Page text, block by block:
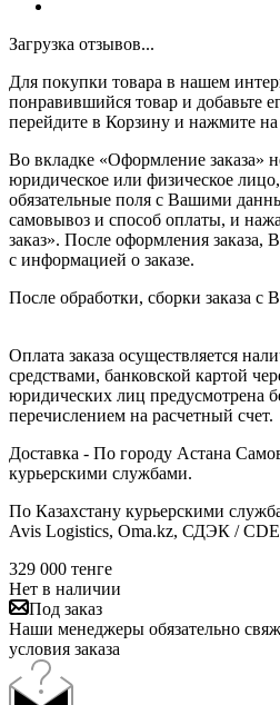
Загрузка отзывов...
Для покупки товара в нашем
понравившийся товар и добавьте
перейдите в Корзину и нажмите
Во вкладке «Оформление заказа»
юридическое или физическое
обязательные поля с Вашими
самовывоз и способ оплаты, и
заказ». После оформления заказа,
с информацией о заказе.
После обработки, сборки заказа с
Оплата заказа осуществляется
средствами, банковской картой
юридических лиц предусмотрена
перечислением на расчетный счет.
Доставка - По городу Астана
курьерскими службами.
По Казахстану курьерскими
Avis Logistics, Oma.kz, СДЭК /
329 000 тенге
Нет в наличии
Под заказ
Наши менеджеры обязательно
условия заказа